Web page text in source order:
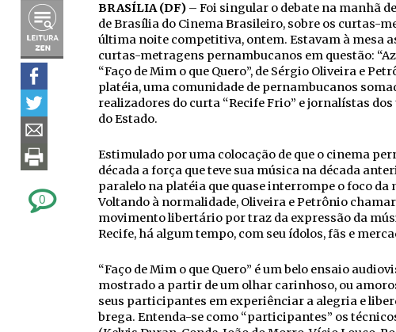
0
BRASÍLIA (DF)– Foi singular o debate na manhã
de Brasília do Cinema Brasileiro, sobre os curtas-
última noite competitiva, ontem. Estavam à mesa
curtas-metragens pernambucanos em questão:
“Faço de Mim o que Quero”, de Sérgio Oliveira e
platéia, uma comunidade de pernambucanos
realizadores do curta “Recife Frio” e jornalístas
do Estado.
Estimulado por uma colocação de que o cinema
década a força que teve sua música na década
paralelo na platéia que quase interrompe o foco da
Voltando à normalidade, Oliveira e Petrônio
movimento libertário por traz da expressão da
Recife, há algum tempo, com seu ídolos, fãs e
“Faço de Mim o que Quero” é um belo ensaio
mostrado a partir de um olhar carinhoso, ou
seus participantes em experiênciar a alegria e
brega. Entenda-se como “participantes” os